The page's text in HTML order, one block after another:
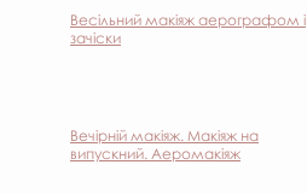
Весільний макіяж аерографом і
зачіски
Вечірній макіяж. Макіяж на
випускний. Аеромакіяж